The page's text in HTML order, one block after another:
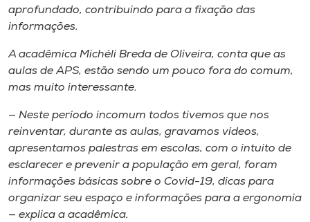
aprofundado, contribuindo para a fixação das
informações.
A acadêmica Michéli Breda de Oliveira, conta que as
aulas de APS, estão sendo um pouco fora do comum,
mas muito interessante.
— Neste período incomum todos tivemos que nos
reinventar, durante as aulas, gravamos vídeos,
apresentamos palestras em escolas, com o intuito de
esclarecer e prevenir a população em geral, foram
informações básicas sobre o Covid-19, dicas para
organizar seu espaço e informações para a ergonomia
— explica a acadêmica.